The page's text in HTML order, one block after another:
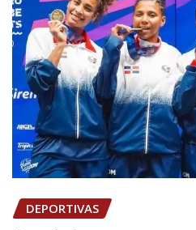
DEPORTIVAS